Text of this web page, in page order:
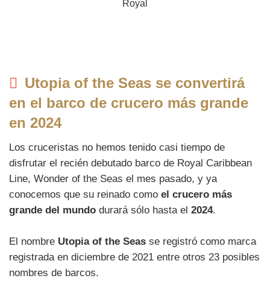
Utopia of the Seas se convertirá
en el barco de crucero más grande
en 2024
Los cruceristas no hemos tenido casi tiempo de
disfrutar el recién debutado barco de Royal Caribbean
Line, Wonder of the Seas el mes pasado, y ya
conocemos que su reinado como el crucero más
grande del mundo durará sólo hasta el 2024.
El nombre Utopia of the Seas se registró como marca
registrada en diciembre de 2021 entre otros 23 posibles
nombres de barcos.